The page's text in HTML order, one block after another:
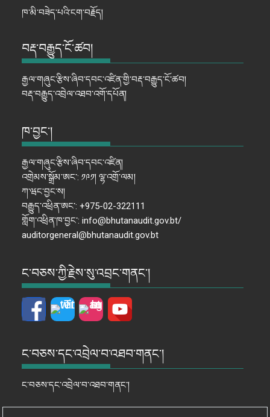
ཁ་མི་བཟེད་པའི་ངག་བརྗོད།
བརྡ་བརྒྱུད་ངོ་ཚབ།
རྒྱལ་གཞུང་རྩིས་ཞིབ་དབང་འཛིན་གྱི་བརྡ་བརྒྱུད་ངོ་ཚབ།
བརྡ་བརྒྱུད་འབྲེལ་འཐབ་འགོ་དཔོན།
ཁ་བྱང་།
རྒྱལ་གཞུང་རྩིས་ཞིབ་དབང་འཛིན།
འགྲེམས་སྒྲོམ་ཨང་: ༡༩༡། ལྷ་འགྲོ་ལམ།
ཀ་ཝང་བྱང་ས།
བརྒྱུད་འཕྲིན་ཨང་: +975-02-322111
གློག་འཕྲིན་ཁ་བྱང་: info@bhutanaudit.gov.bt/
auditorgeneral@bhutanaudit.gov.bt
ང་བཅས་ཀྱི་རྗེས་སུ་འབྲང་གནང་།
ང་བཅས་དང་འབྲེལ་བ་འཐབ་གནང་།
ང་བཅས་དང་འབྲེལ་བ་འཐབ་གནང་།